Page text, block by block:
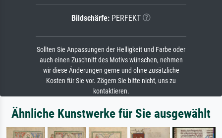
Bildschärfe: PERFEKT
Sollten Sie Anpassungen der Helligkeit und Farbe oder
auch einen Zuschnitt des Motivs wünschen, nehmen
wir diese Änderungen gerne und ohne zusätzliche
Kosten für Sie vor. Zögern Sie bitte nicht, uns zu
kontaktieren.
Ähnliche Kunstwerke für Sie ausgewählt